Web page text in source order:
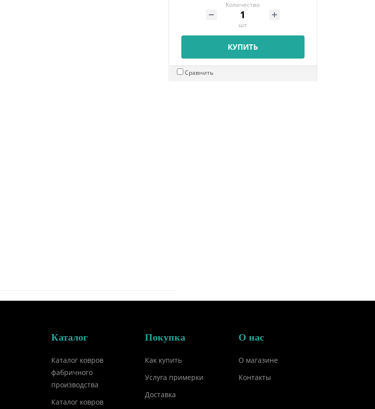
Количество
шт
КУПИТЬ
Сравнить
Каталог
Каталог ковров
фабричного
производства
Каталог ковров
Покупка
Как купить
Услуга примерки
Доставка
О нас
О магазине
Контакты